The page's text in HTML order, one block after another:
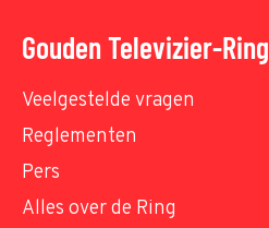
Gouden Televizier-Ring
Veelgestelde vragen
Reglementen
Pers
Alles over de Ring